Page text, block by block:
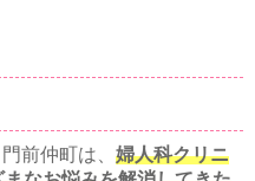
前仲町は、 婦人科クリニ